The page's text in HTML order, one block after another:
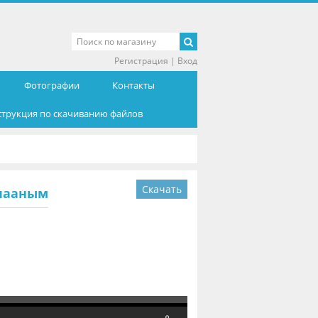
Фотографии Контакты
по скачиванию файлов
Регистрация | Вход
Скачать